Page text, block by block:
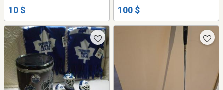
10 $ 100 $